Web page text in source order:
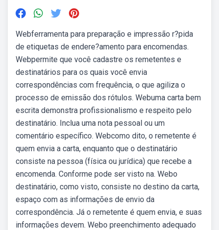
Webferramenta para preparação e impressão r?pida
de etiquetas de endere?amento para encomendas.
Webpermite que você cadastre os remetentes e
destinatários para os quais você envia
correspondências com frequência, o que agiliza o
processo de emissão dos rótulos. Webuma carta bem
escrita demonstra profissionalismo e respeito pelo
destinatário. Inclua uma nota pessoal ou um
comentário específico. Webcomo dito, o remetente é
quem envia a carta, enquanto que o destinatário
consiste na pessoa (física ou jurídica) que recebe a
encomenda. Conforme pode ser visto na. Webo
destinatário, como visto, consiste no destino da carta,
espaço com as informações de envio da
correspondência. Já o remetente é quem envia, e suas
informações devem. Webo preenchimento adequado